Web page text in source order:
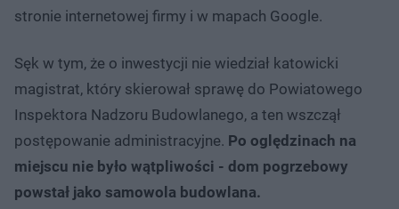
stronie internetowej firmy i w mapach Google.
Sęk w tym, że o inwestycji nie wiedział katowicki
magistrat, który skierował sprawę do Powiatowego
Inspektora Nadzoru Budowlanego, a ten wszczął
postępowanie administracyjne. Po oględzinach na
miejscu nie było wątpliwości - dom pogrzebowy
powstał jako samowola budowlana.